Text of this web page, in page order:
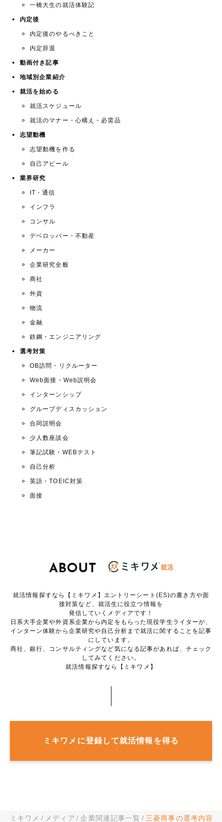
一橋大生の就活体験記
内定後
内定後のやるべきこと
内定辞退
動画付き記事
地域別企業紹介
就活を始める
就活スケジュール
就活のマナー・心構え・必需品
志望動機
志望動機を作る
自己アピール
業界研究
IT・通信
インフラ
コンサル
デベロッパー・不動産
メーカー
企業研究全般
商社
外資
物流
金融
鉄鋼・エンジニアリング
選考対策
OB訪問・リクルーター
Web面接・Web説明会
インターンシップ
グループディスカッション
合同説明会
少人数座談会
筆記試験・WEBテスト
自己分析
英語・TOEIC対策
面接
ABOUT
就活情報探すなら【ミキワメ】エントリーシート(ES)の書き方や面
接対策など、就活生に役立つ情報を
発信していくメディアです！
日系大手企業や外資系企業から内定をもらった現役学生ライターが、
インターン体験から企業研究や自己分析まで就活に関することを記事
にしています。
商社、銀行、コンサルティングなど気になる記事があれば、チェック
してみてください。
就活情報探すなら【ミキワメ】
ミキワメに登録して就活情報を得る
ミキワメ メディア 企業関連記事一覧 三菱商事の選考内容